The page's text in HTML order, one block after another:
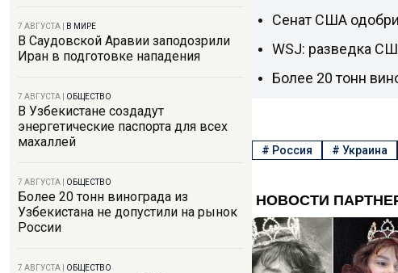
7 АВГУСТА В МИРЕ
В Саудовской Аравии заподозрили
Иран в подготовке нападения
7 АВГУСТА ОБЩЕСТВО
В Узбекистане создадут
энергетические паспорта для всех
махаллей
7 АВГУСТА ОБЩЕСТВО
Более 20 тонн винограда из
Узбекистана не допустили на рынок
России
7 АВГУСТА ОБЩЕСТВО
Сенат США
WSJ: разведка
Более 20 тонн
# Россия # Украина